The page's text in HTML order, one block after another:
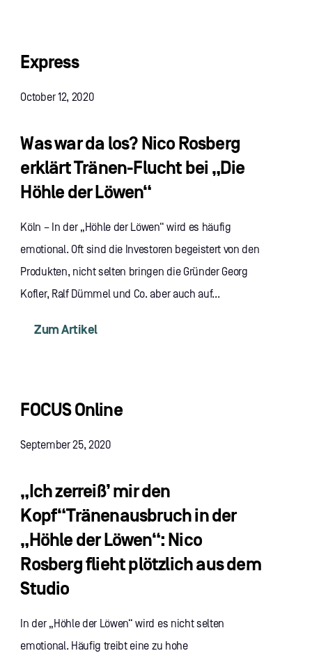
Express
October 12, 2020
Was war da los? Nico Rosberg
erklärt Tränen-Flucht bei „Die
Höhle der Löwen“
Köln – In der „Höhle der Löwen“ wird es häufig
emotional. Oft sind die Investoren begeistert von den
Produkten, nicht selten bringen die Gründer Georg
Kofler, Ralf Dümmel und Co. aber auch auf...
Zum Artikel
FOCUS Online
September 25, 2020
„Ich zerreiß’ mir den
Kopf“Tränenausbruch in der
„Höhle der Löwen“: Nico
Rosberg flieht plötzlich aus dem
Studio
In der „Höhle der Löwen“ wird es nicht selten
emotional. Häufig treibt eine zu hohe